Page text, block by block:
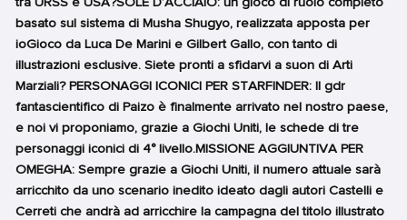
basato sul sistema di Musha Shugyo, realizzata apposta per
ioGioco da Luca De Marini e Gilbert Gallo, con tanto di
illustrazioni esclusive. Siete pronti a sfidarvi a suon di Arti
Marziali? PERSONAGGI ICONICI PER STARFINDER: Il gdr
fantascientifico di Paizo è finalmente arrivato nel nostro paese,
e noi vi proponiamo, grazie a Giochi Uniti, le schede di tre
personaggi iconici di 4° livello.MISSIONE AGGIUNTIVA PER
OMEGHA: Sempre grazie a Giochi Uniti, il numero attuale sarà
arricchito da uno scenario inedito ideato dagli autori Castelli e
Cerreti che andrà ad arricchire la campagna del titolo illustrato